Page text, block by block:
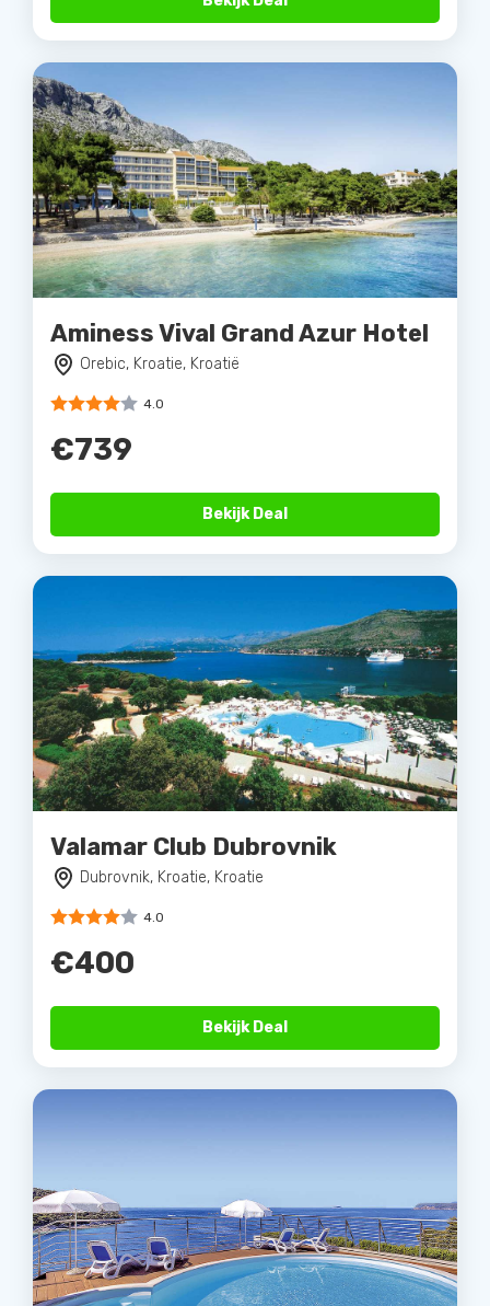
Aminess Vival Grand Azur Hotel
Orebic, Kroatie, Kroatië
4.0
€739
Bekijk Deal
Valamar Club Dubrovnik
Dubrovnik, Kroatie, Kroatie
4.0
€400
Bekijk Deal